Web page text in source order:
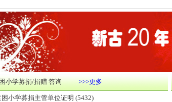
小学募捐/捐赠 答询 >>>更多
困小学募捐主管单位证明 (5432)